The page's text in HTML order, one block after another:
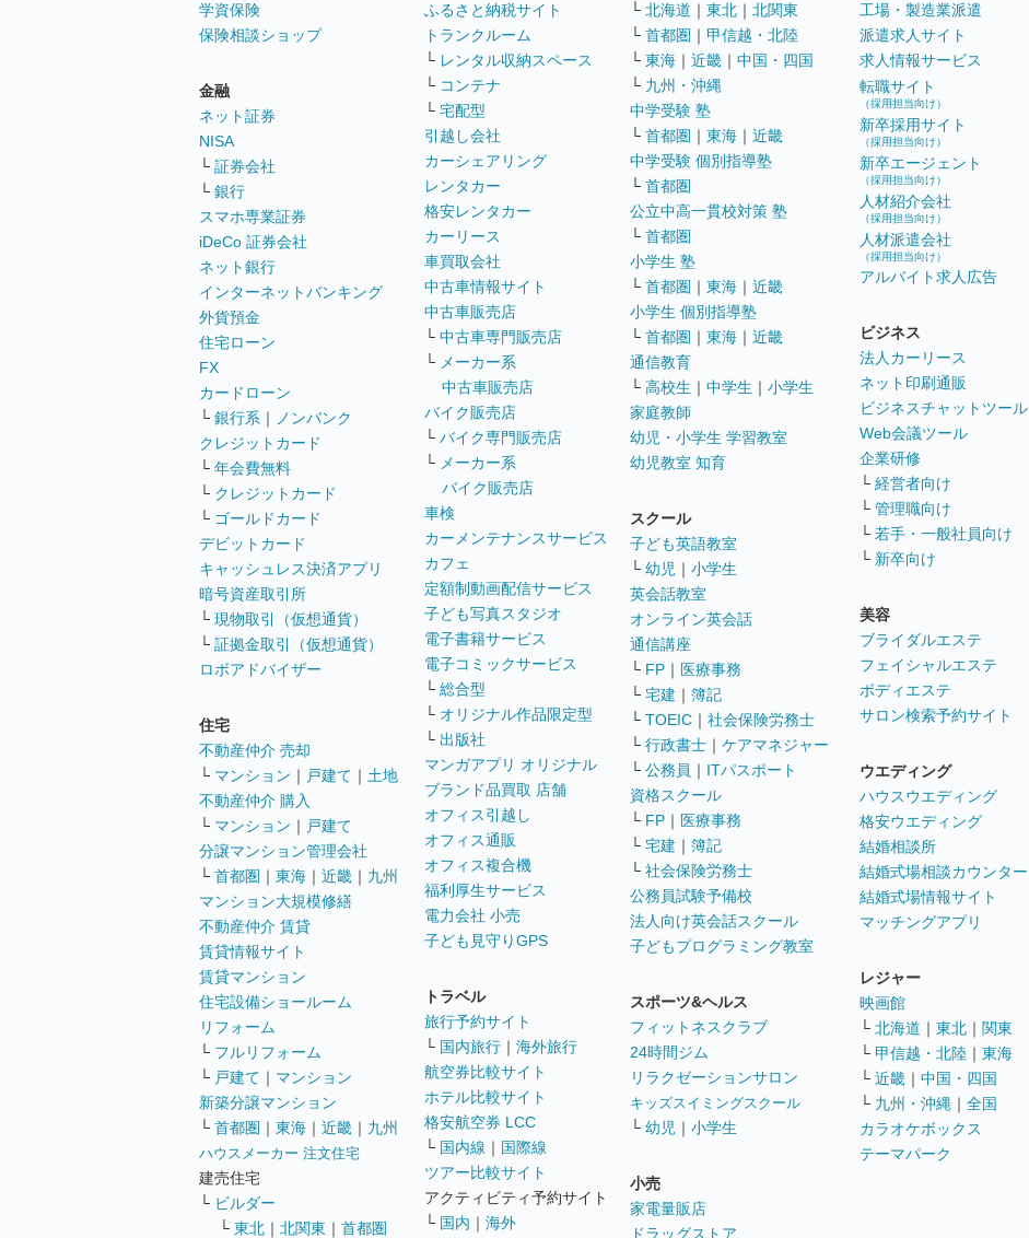
学資保険
保険相談ショップ
金融
ネット証券
NISA
└ 証券会社
└ 銀行
スマホ専業証券
iDeCo 証券会社
ネット銀行
インターネットバンキング
外貨預金
住宅ローン
FX
カードローン
└ 銀行系 ｜
ノンバンク
クレジットカード
└ 年会費無料
└ クレジットカード
└ ゴールドカード
デビットカード
キャッシュレス決済アプリ
暗号資産取引所
└ 現物取引（仮想通貨）
└ 証拠金取引（仮想通貨）
ロボアドバイザー
住宅
不動産仲介 売却
└ マンション ｜ 戸建て ｜ 土地
不動産仲介 購入
└ マンション ｜ 戸建て
分譲マンション管理会社
└ 首都圏 ｜ 東海 ｜ 近畿 ｜ 九州
マンション大規模修繕
不動産仲介 賃貸
賃貸情報サイト
賃貸マンション
住宅設備ショールーム
リフォーム
└ フルリフォーム
└ 戸建て ｜ マンション
新築分譲マンション
└ 首都圏 ｜ 東海 ｜ 近畿 ｜ 九州
ハウスメーカー 注文住宅
建売住宅
└ ビルダー
└ 東北 ｜ 北関東 ｜ 首都圏
ふるさと納税サイト
トランクルーム
└ レンタル収納スペース
└ コンテナ
└ 宅配型
引越し会社
カーシェアリング
レンタカー
格安レンタカー
カーリース
車買取会社
中古車情報サイト
中古車販売店
└ 中古車専門販売店
└ メーカー系
中古車販売店
バイク販売店
└ バイク専門販売店
└ メーカー系
バイク販売店
車検
カーメンテナンスサービス
カフェ
定額制動画配信サービス
子ども写真スタジオ
電子書籍サービス
電子コミックサービス
└ 総合型
└ オリジナル作品限定型
└ 出版社
マンガアプリ オリジナル
ブランド品買取 店舗
オフィス引越し
オフィス通販
オフィス複合機
福利厚生サービス
電力会社 小売
子ども見守りGPS
トラベル
旅行予約サイト
└ 国内旅行 ｜ 海外旅行
航空券比較サイト
ホテル比較サイト
格安航空券 LCC
└ 国内線 ｜ 国際線
ツアー比較サイト
アクティビティ予約サイト
└ 国内 ｜ 海外
└ 北海道 ｜ 東北 ｜ 北関東
└ 首都圏 ｜ 甲信越・北陸
└ 東海 ｜ 近畿 ｜ 中国・四国
└ 九州・沖縄
中学受験 塾
└ 首都圏 ｜ 東海 ｜ 近畿
中学受験 個別指導塾
└ 首都圏
公立中高一貫校対策 塾
└ 首都圏
小学生 塾
└ 首都圏 ｜ 東海 ｜ 近畿
小学生 個別指導塾
└ 首都圏 ｜ 東海 ｜ 近畿
通信教育
└ 高校生 ｜ 中学生 ｜ 小学生
家庭教師
幼児・小学生 学習教室
幼児教室 知育
スクール
子ども英語教室
└ 幼児 ｜ 小学生
英会話教室
オンライン英会話
通信講座
└ FP ｜ 医療事務
└ 宅建 ｜ 簿記
└ TOEIC ｜ 社会保険労務士
└ 行政書士 ｜ ケアマネジャー
└ 公務員 ｜ ITパスポート
資格スクール
└ FP ｜ 医療事務
└ 宅建 ｜ 簿記
└ 社会保険労務士
公務員試験予備校
法人向け英会話スクール
子どもプログラミング教室
スポーツ&ヘルス
フィットネスクラブ
24時間ジム
リラクゼーションサロン
キッズスイミングスクール
└ 幼児 ｜ 小学生
小売
家電量販店
ドラッグストア
工場・製造業派遣
派遣求人サイト
求人情報サービス
転職サイト
（採用担当向け）
新卒採用サイト
（採用担当向け）
新卒エージェント
（採用担当向け）
人材紹介会社
（採用担当向け）
人材派遣会社
（採用担当向け）
アルバイト求人広告
ビジネス
法人カーリース
ネット印刷通販
ビジネスチャットツール
Web会議ツール
企業研修
└ 経営者向け
└ 管理職向け
└ 若手・一般社員向け
└ 新卒向け
美容
ブライダルエステ
フェイシャルエステ
ボディエステ
サロン検索予約サイト
ウエディング
ハウスウエディング
格安ウエディング
結婚相談所
結婚式場相談カウンター
結婚式場情報サイト
マッチングアプリ
レジャー
映画館
└ 北海道 ｜ 東北 ｜ 関東
└ 甲信越・北陸 ｜ 東海
└ 近畿 ｜ 中国・四国
└ 九州・沖縄 ｜ 全国
カラオケボックス
テーマパーク